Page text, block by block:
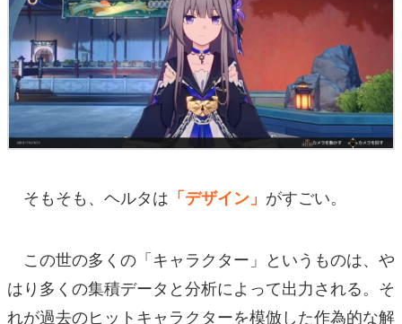
そもそも、ヘルタは 「デザイン」 がすごい。
この世の多くの「キャラクター」というものは、や
はり多くの集積データと分析によって出力される。そ
れが過去のヒットキャラクターを模倣した作為的な解